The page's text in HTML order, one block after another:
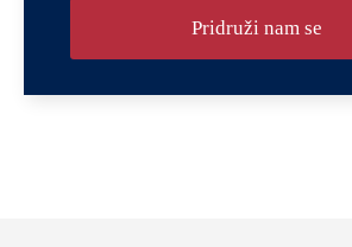
Pridruži nam se